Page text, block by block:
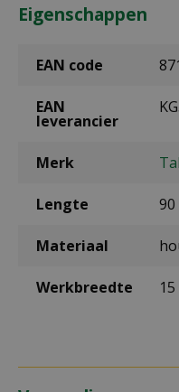
Eigenschappen
EAN code
EAN
leverancier
Merk
Lengte 90
Materiaal
Werkbreedte